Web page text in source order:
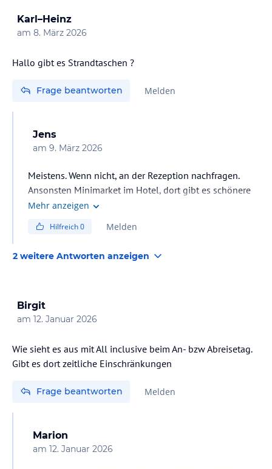
Karl–Heinz
am 8. März 2026
Hallo gibt es Strandtaschen ?
Frage beantworten Melden
Jens
am 9. März 2026
Meistens. Wenn nicht, an der Rezeption nachfragen.
Ansonsten Minimarket im Hotel, dort gibt es schönere
und größere für ein paar Euro.
Mehr anzeigen
Hilfreich0 Melden
2 weitere Antworten anzeigen
Birgit
am 12. Januar 2026
Wie sieht es aus mit All inclusive beim An- bzw Abreisetag.
Gibt es dort zeitliche Einschränkungen
Frage beantworten Melden
Marion
am 12. Januar 2026